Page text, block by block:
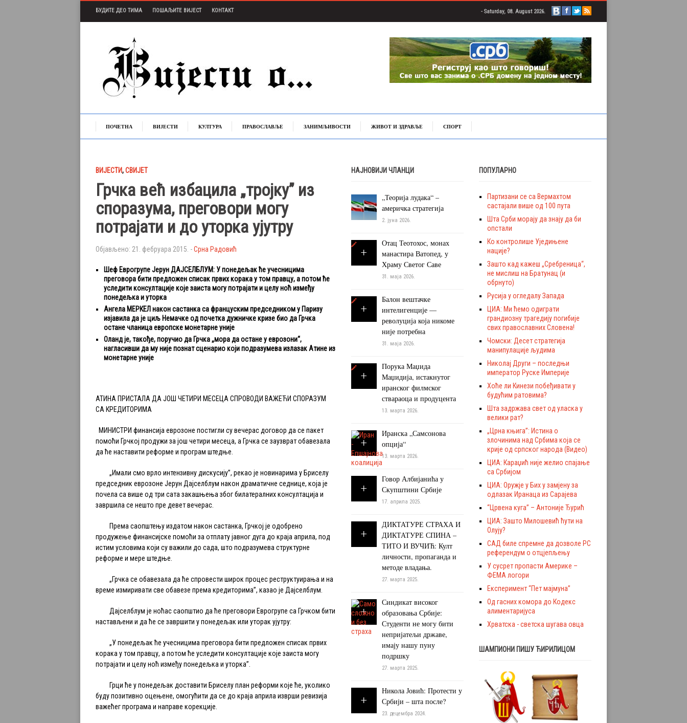
БУДИТЕ ДЕО ТИМА ПОШАЉИТЕ ВИЈЕСТ КОНТАКТ - Saturday, 08. August 2026.
ПОЧЕТНА ВИЈЕСТИ КУЛТУРА ПРАВОСЛАВЉЕ ЗАНИМЉИВОСТИ ЖИВОТ И ЗДРАВЉЕ СПОРТ
ВИЈЕСТИ,СВИЈЕТ
Грчка већ избацила „тројку” из
споразума, преговори могу
потрајати и до уторка ујутру
Објављено: 21. фебруара 2015. -Срна Радовић
Шеф Еврогрупе Јерун ДАЈСЕЛБЛУМ: У понедељак ће учесницима
преговора бити предложен списак првих корака у том правцу, а потом ће
уследити консултације које заиста могу потрајати и целу ноћ између
понедељка и уторка
Ангела МЕРКЕЛ након састанка са француским председником у Паризу
изјавила да је циљ Немачке од почетка дужничке кризе био да Грчка
остане чланица европске монетарне уније
Оланд је, такође, поручио да Грчка „мора да остане у еврозони“,
нагласивши да му није познат сценарио који подразумева излазак Атине из
монетарне уније
АТИНА ПРИСТАЛА ДА ЈОШ ЧЕТИРИ МЕСЕЦА СПРОВОДИ ВАЖЕЋИ СПОРАЗУМ
СА КРЕДИТОРИМА
МИНИСТРИ финансија еврозоне постигли су вечерас договор да се пакет
помоћи Грчкој продужи за још четири месеца, а Грчка се заузврат обавезала
да ће наставити реформе и програм штедње.
„Имали смо врло интензивну дискусију”, рекао је новинарима у Бриселу
председник еврозоне Јерун Дајселблум након драматичне седнице, која је
почела са више од три сата закашњења због билатералних консултација и
завршила се нешто пре девет вечерас.
Према саопштењу издатом након састанка, Грчкој је одобрено
продужење финансијске помоћи за отплату јавног дуга до краја априла, под
истим условима који су важили до сада, што подразумева структурне
реформе и мере штедње.
„Грчка се обавезала да ће спровести широк процес реструктуирања и на
време измиривати све обавезе према кредиторима”, казао је Дајселблум.
Дајселблум је ноћас саопштио да ће преговори Еврогрупе са Грчком бити
настављени и да ће се завршити у понедељак или уторак ујутру:
„У понедељак ће учесницима преговора бити предложен списак првих
корака у том правцу, а потом ће уследити консултације које заиста могу
потрајати и целу ноћ између понедељка и уторка”.
Грци ће у понедељак доставити Бриселу план реформи које ће, уколико
буду позитивно оцењене, омогућити да се до краја априла изврши ревизија
важећег програма и направе корекције.
НАЈНОВИЈИ ЧЛАНЦИ
„Теорија лудака“ –
америчка стратегија
2. јуна 2026.
Отац Теотохос, монах
манастира Ватопед, у
Храму Светог Саве
31. маја 2026.
Балон вештачке
интелигенције —
револуција која никоме
није потребна
31. маја 2026.
Порука Маџида
Маџидија, истакнутог
иранског филмског
ствараоца и продуцента
13. марта 2026.
Иранска „Самсонова
опција“
13. марта 2026.
Говор Албијанића у
Скупштини Србије
17. априла 2025.
ДИКТАТУРЕ СТРАХА И
ДИКТАТУРЕ СПИНА –
ТИТО И ВУЧИЋ: Култ
личности, пропаганда и
методе владања.
27. марта 2025.
Синдикат високог
образовања Србије:
Студенти не могу бити
непријатељи државе,
имају нашу пуну
подршку
27. марта 2025.
Никола Јовић: Протести у
Србији – шта после?
23. децембра 2024.
ПОПУЛАРНО
Партизани се са Вермахтом
састајали више од 100 пута
Шта Срби морају да знају да би
опстали
Ко контролише Уједињене
нације?
Зашто кад кажеш „Сребреница“,
не мислиш на Братунац (и
обрнуто)
Русија у огледалу Запада
ЦИА: Ми ћемо одиграти
грандиозну трагедију погибије
свих православних Словена!
Чомски: Десет стратегија
манипулације људима
Николај Други – последњи
император Руске Империје
Хоће ли Кинези побеђивати у
будућим ратовима?
Шта задржава свет од уласка у
велики рат?
„Црна књига”: Истина о
злочинима над Србима која се
крије од српског народа (Видео)
ЦИА: Караџић није желио спајање
са Србијом
ЦИА: Оружје у Бих у замјену за
одлазак Иранаца из Сарајева
“Црвена куга” – Антоније Ђурић
ЦИА: Зашто Милошевић ћути на
Олују?
САД биле спремне да дозволе РС
референдум о отцјепљењу
У сусрет пропасти Америке –
ФЕМА логори
Експеримент “Пет мајмуна”
Од гасних комора до Кодекс
алиментаријуса
Хрватска - светска шугава овца
ШАМПИОНИ ПИШУ ЋИРИЛИЦОМ